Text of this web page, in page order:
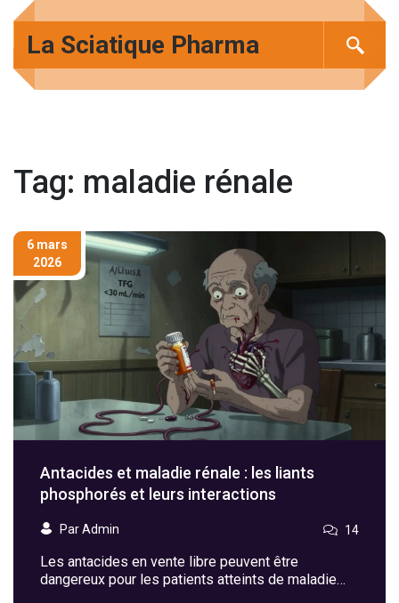
La Sciatique Pharma
Tag: maladie rénale
6 mars
2026
Antacides et maladie rénale : les liants
phosphorés et leurs interactions
Par Admin 14
Les antacides en vente libre peuvent être
dangereux pour les patients atteints de maladie